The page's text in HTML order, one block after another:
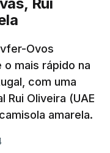
Ovos
mais rápido na
com uma
Rui Oliveira (UAE
amarela.